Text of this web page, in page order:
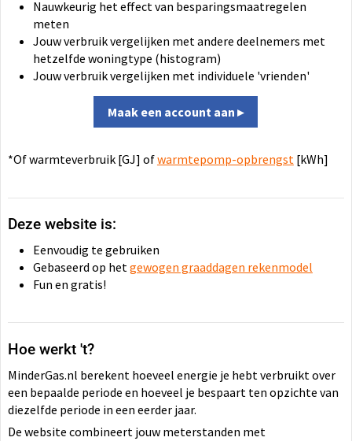
Nauwkeurig het effect van besparingsmaatregelen
meten
Jouw verbruik vergelijken met andere deelnemers met
hetzelfde woningtype (histogram)
Jouw verbruik vergelijken met individuele 'vrienden'
Maak een account aan ▸
*Of warmteverbruik [GJ] ofwarmtepomp-opbrengst[kWh]
Deze website is:
Eenvoudig te gebruiken
Gebaseerd op hetgewogen graaddagen rekenmodel
Fun en gratis!
Hoe werkt 't?
MinderGas.nl berekent hoeveel energie je hebt verbruikt over
een bepaalde periode en hoeveel je bespaart ten opzichte van
diezelfde periode in een eerder jaar.
De website combineert jouw meterstanden met